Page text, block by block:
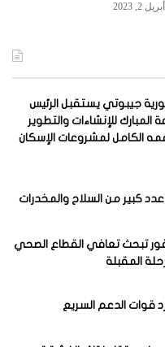
أبريل 2, 2023
جيبوتي يستقبل الرئيس
للإنشاءات والتطوير
الكامل لمشروعات الإسكان
عدد كبير من السلاح والمخدرات
تبحث تعافي القطاع الصحي
المقبلة
قوات الدعم السريع